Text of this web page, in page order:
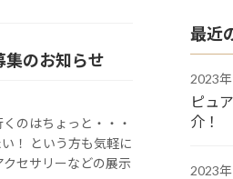
のお知らせ
のはちょっと・・・
！ という方も気軽に
セサリーなどの展示
最近
2023
ピュ
介！
2023